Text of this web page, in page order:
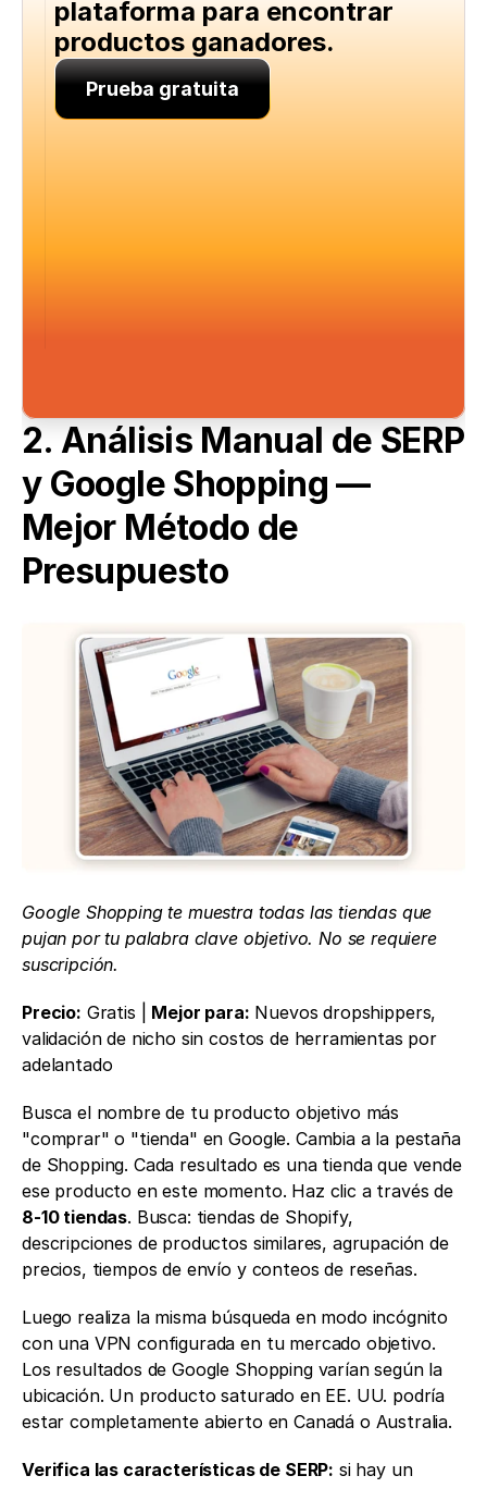
plataforma para encontrar
productos ganadores.
Prueba gratuita
2. Análisis Manual de SERP
y Google Shopping —
Mejor Método de
Presupuesto
Google Shopping te muestra todas las tiendas que
pujan por tu palabra clave objetivo. No se requiere
suscripción.
Precio: Gratis | Mejor para: Nuevos dropshippers,
validación de nicho sin costos de herramientas por
adelantado
Busca el nombre de tu producto objetivo más
"comprar" o "tienda" en Google. Cambia a la pestaña
de Shopping. Cada resultado es una tienda que vende
ese producto en este momento. Haz clic a través de
8-10 tiendas. Busca: tiendas de Shopify,
descripciones de productos similares, agrupación de
precios, tiempos de envío y conteos de reseñas.
Luego realiza la misma búsqueda en modo incógnito
con una VPN configurada en tu mercado objetivo.
Los resultados de Google Shopping varían según la
ubicación. Un producto saturado en EE. UU. podría
estar completamente abierto en Canadá o Australia.
Verifica las características de SERP: si hay un